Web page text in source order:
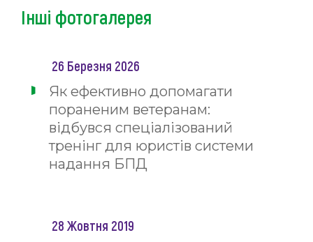
Інші фотогалерея
26 Березня 2026
Як ефективно допомагати
пораненим ветеранам:
відбувся спеціалізований
тренінг для юристів системи
надання БПД
28 Жовтня 2019